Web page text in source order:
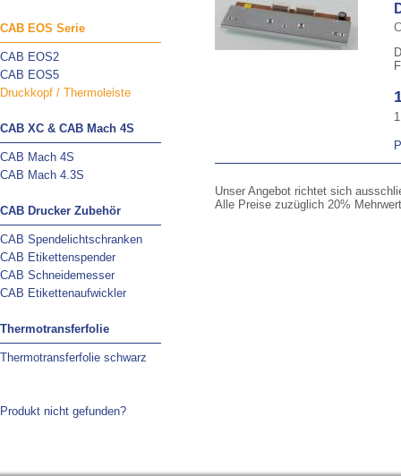
CAB EOS Serie
CAB EOS2
CAB EOS5
Druckkopf / Thermoleiste
CAB XC & CAB Mach 4S
CAB Mach 4S
CAB Mach 4.3S
CAB Drucker Zubehör
CAB Spendelichtschranken
CAB Etikettenspender
CAB Schneidemesser
CAB Etikettenaufwickler
Thermotransferfolie
Thermotransferfolie schwarz
Produkt nicht gefunden?
Unser Angebot richtet sich
Alle Preise zuzüglich 20%